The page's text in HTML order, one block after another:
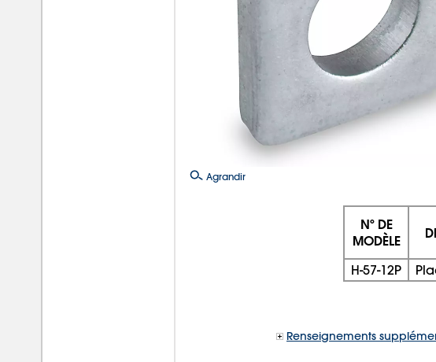
Agrandir
Nº DE
MODÈLE
H-57-12P
Renseignements